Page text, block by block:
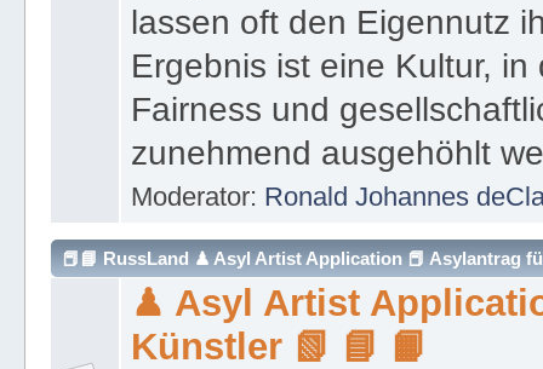
lassen oft den Eigennutz
Ergebnis ist eine Kultur,
Fairness und
zunehmend ausgehöhlt
Moderator: Ronald Johannes
📕📘 RussLand ♟ Asyl Artist Application 📕 Asylantrag
♟ Asyl Artist
Künstler 📗 📘 📙